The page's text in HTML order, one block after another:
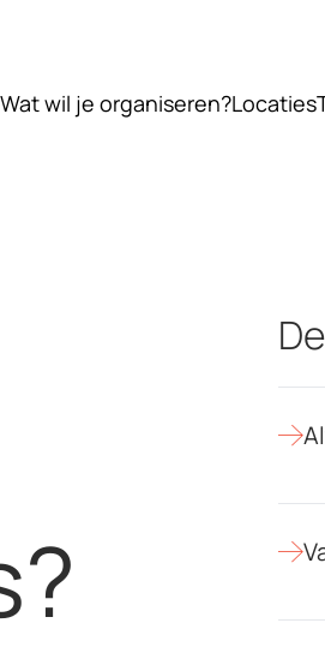
Wat wil je organiseren?Locaties